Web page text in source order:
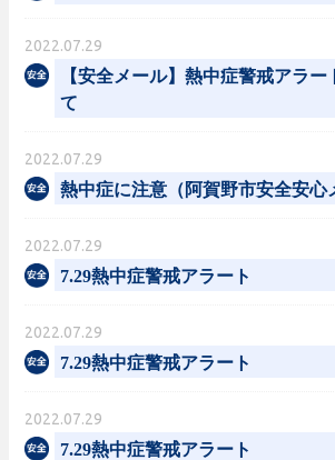
2022.07.29
【安全メール】熱中症警戒アラ
て
2022.07.29
熱中症に注意（阿賀野市安全安心
2022.07.29
7.29熱中症警戒アラート
2022.07.29
7.29熱中症警戒アラート
2022.07.29
7.29熱中症警戒アラート